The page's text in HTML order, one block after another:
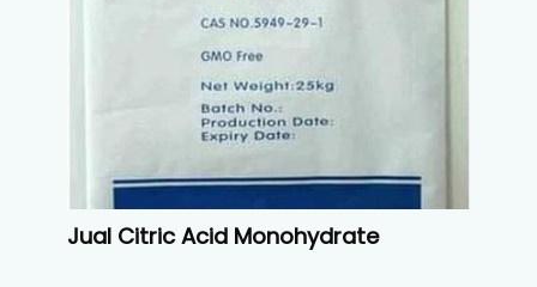
Jual Citric Acid Monohydrate